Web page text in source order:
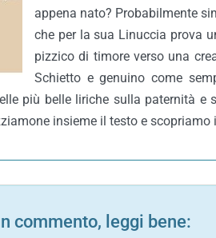
appena nato? Probabilmente
che per la sua Linuccia prova
pizzico di timore verso una
Schietto e genuino come
più belle liriche sulla paternità e
insieme il testo e
commento, leggi bene: